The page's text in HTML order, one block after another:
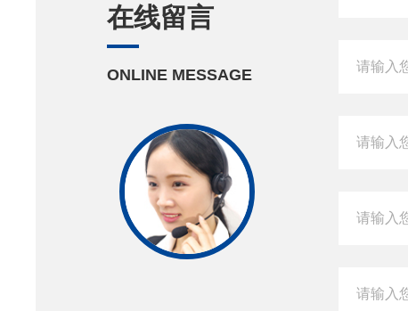
在线留言
ONLINE MESSAGE